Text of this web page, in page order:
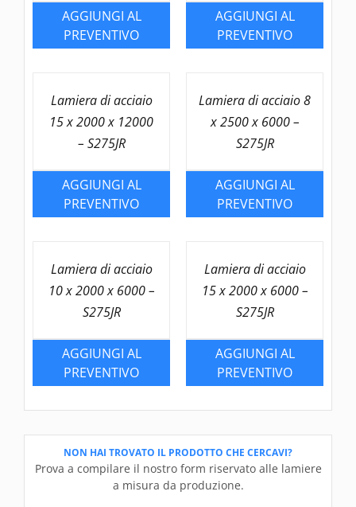
AGGIUNGI AL
PREVENTIVO
AGGIUNGI AL
PREVENTIVO
Lamiera di acciaio
15 x 2000 x 12000
– S275JR
AGGIUNGI AL
PREVENTIVO
Lamiera di acciaio 8
x 2500 x 6000 –
S275JR
AGGIUNGI AL
PREVENTIVO
Lamiera di acciaio
10 x 2000 x 6000 –
S275JR
AGGIUNGI AL
PREVENTIVO
Lamiera di acciaio
15 x 2000 x 6000 –
S275JR
AGGIUNGI AL
PREVENTIVO
NON HAI TROVATO IL PRODOTTO CHE CERCAVI?
Prova a compilare il nostro form riservato alle lamiere
a misura da produzione.